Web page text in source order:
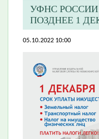
УФНС
ПОЗДНЕЕ 1
05.10.2022 10:00